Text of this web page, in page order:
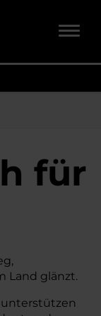
für
Land glänzt.
unterstützen